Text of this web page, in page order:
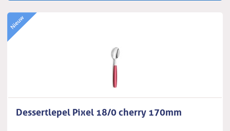
Dessertlepel Pixel 18/0 cherry 170mm